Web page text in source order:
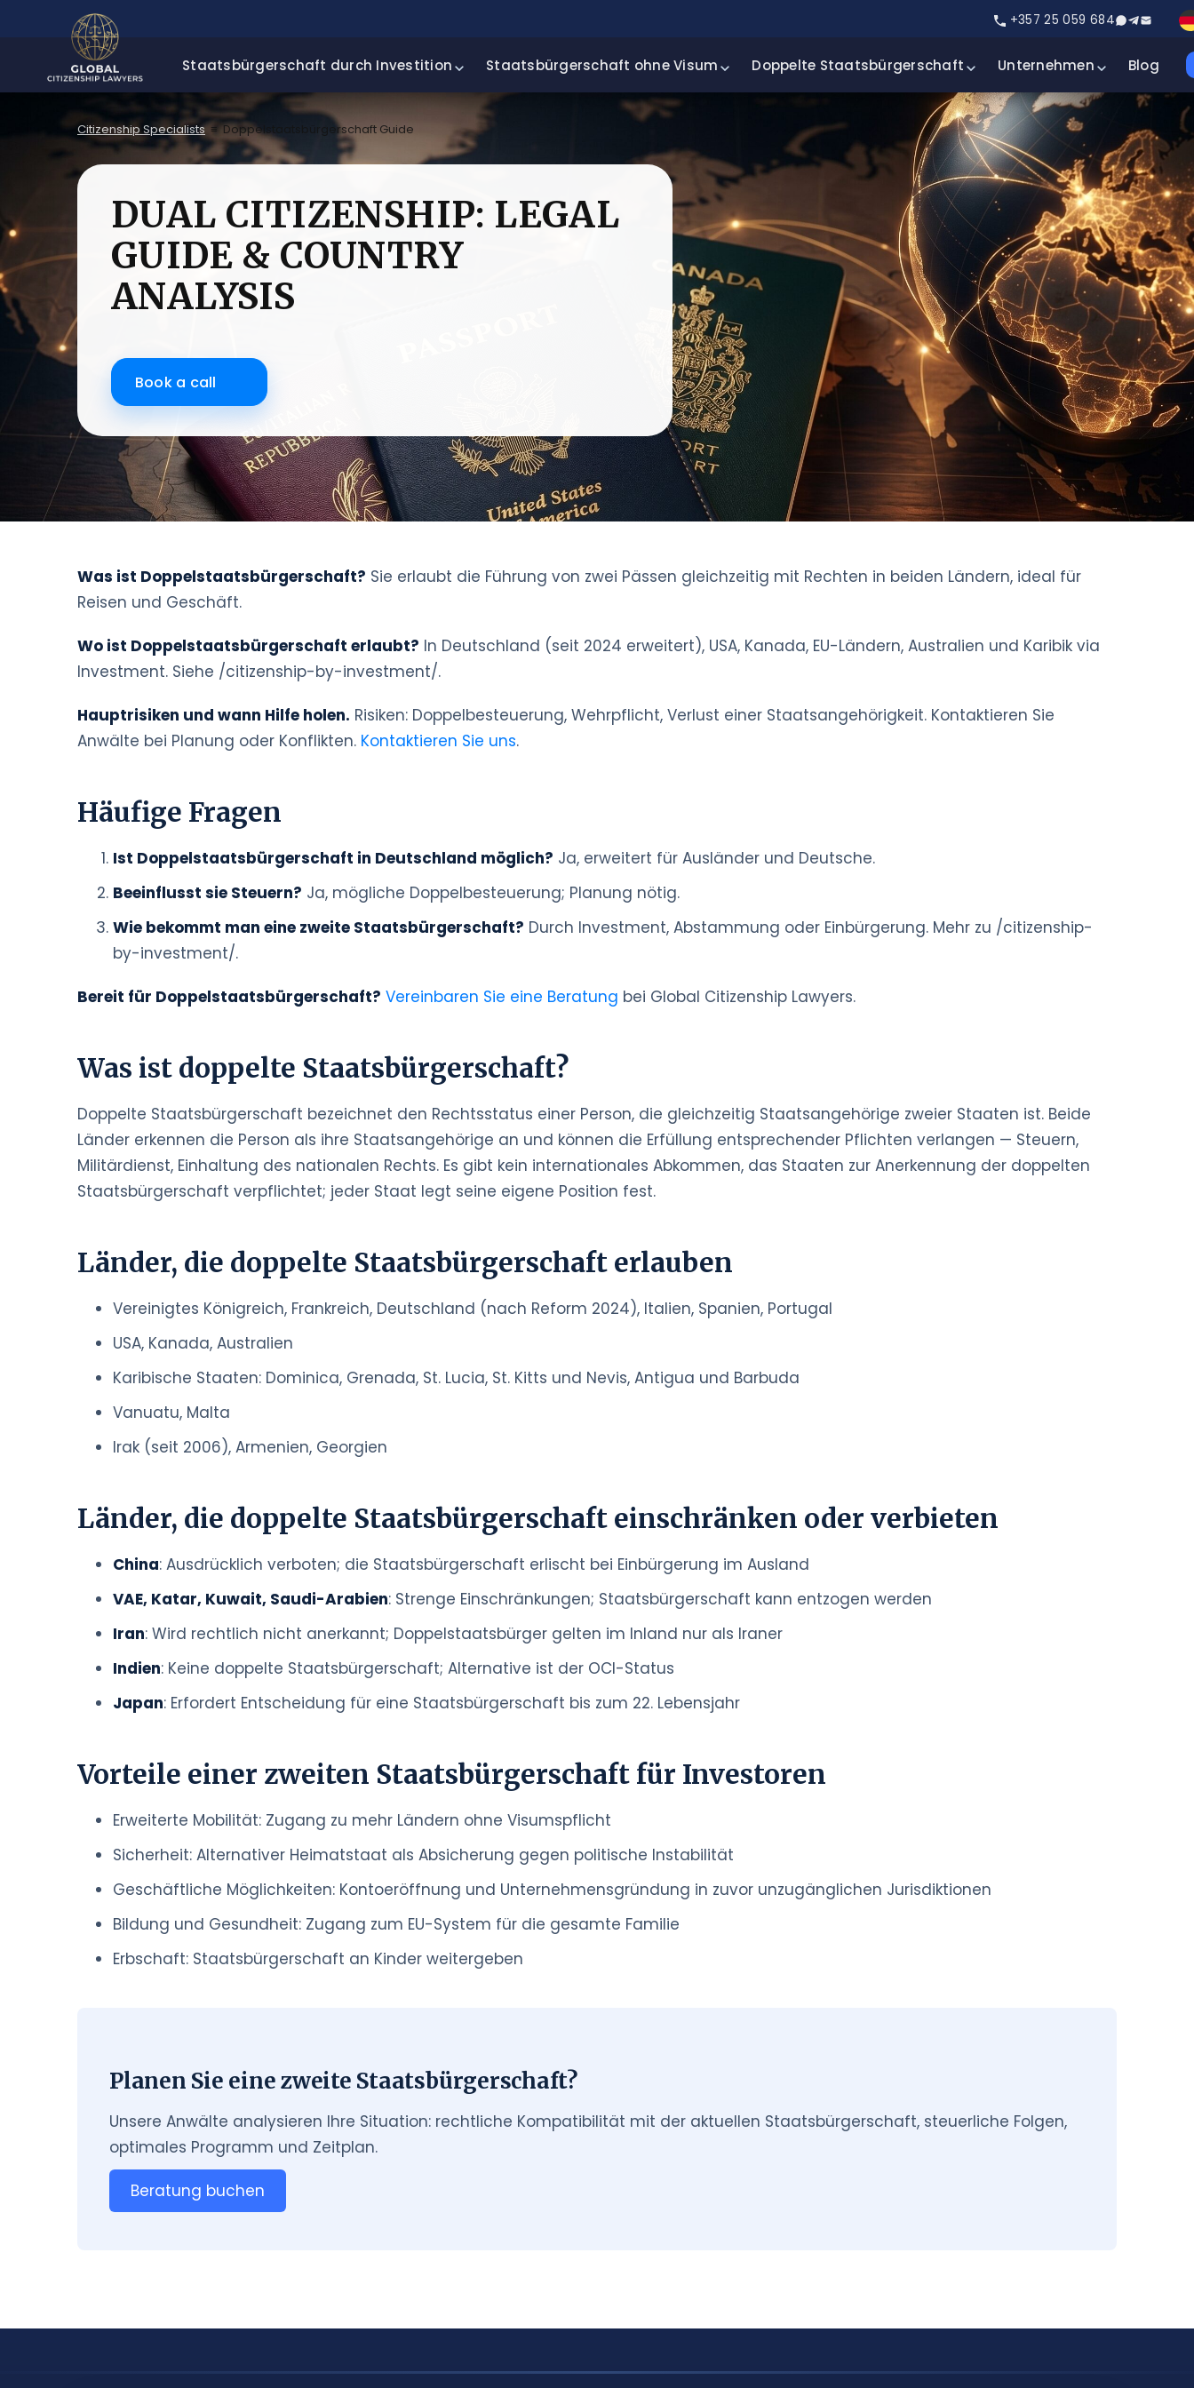
+357 25 059 684
Staatsbürgerschaft durch Investition Staatsbürgerschaft ohne Visum Doppelte Staatsbürgerschaft Unternehmen Blog
Citizenship Specialists≡Doppelstaatsbürgerschaft Guide
DUAL CITIZENSHIP: LEGAL
GUIDE & COUNTRY
ANALYSIS
Book a call
Was ist Doppelstaatsbürgerschaft? Sie erlaubt die Führung von zwei Pässen gleichzeitig mit Rechten in beiden Ländern, ideal für
Reisen und Geschäft.
Wo ist Doppelstaatsbürgerschaft erlaubt? In Deutschland (seit 2024 erweitert), USA, Kanada, EU-Ländern, Australien und Karibik via
Investment. Siehe /citizenship-by-investment/.
Hauptrisiken und wann Hilfe holen. Risiken: Doppelbesteuerung, Wehrpflicht, Verlust einer Staatsangehörigkeit. Kontaktieren Sie
Anwälte bei Planung oder Konflikten. Kontaktieren Sie uns.
Häufige Fragen
Ist Doppelstaatsbürgerschaft in Deutschland möglich? Ja, erweitert für Ausländer und Deutsche.
Beeinflusst sie Steuern? Ja, mögliche Doppelbesteuerung; Planung nötig.
Wie bekommt man eine zweite Staatsbürgerschaft? Durch Investment, Abstammung oder Einbürgerung. Mehr zu /citizenship-
by-investment/.
Bereit für Doppelstaatsbürgerschaft? Vereinbaren Sie eine Beratung bei Global Citizenship Lawyers.
Was ist doppelte Staatsbürgerschaft?
Doppelte Staatsbürgerschaft bezeichnet den Rechtsstatus einer Person, die gleichzeitig Staatsangehörige zweier Staaten ist. Beide
Länder erkennen die Person als ihre Staatsangehörige an und können die Erfüllung entsprechender Pflichten verlangen — Steuern,
Militärdienst, Einhaltung des nationalen Rechts. Es gibt kein internationales Abkommen, das Staaten zur Anerkennung der doppelten
Staatsbürgerschaft verpflichtet; jeder Staat legt seine eigene Position fest.
Länder, die doppelte Staatsbürgerschaft erlauben
Vereinigtes Königreich, Frankreich, Deutschland (nach Reform 2024), Italien, Spanien, Portugal
USA, Kanada, Australien
Karibische Staaten: Dominica, Grenada, St. Lucia, St. Kitts und Nevis, Antigua und Barbuda
Vanuatu, Malta
Irak (seit 2006), Armenien, Georgien
Länder, die doppelte Staatsbürgerschaft einschränken oder verbieten
China: Ausdrücklich verboten; die Staatsbürgerschaft erlischt bei Einbürgerung im Ausland
VAE, Katar, Kuwait, Saudi-Arabien: Strenge Einschränkungen; Staatsbürgerschaft kann entzogen werden
Iran: Wird rechtlich nicht anerkannt; Doppelstaatsbürger gelten im Inland nur als Iraner
Indien: Keine doppelte Staatsbürgerschaft; Alternative ist der OCI-Status
Japan: Erfordert Entscheidung für eine Staatsbürgerschaft bis zum 22. Lebensjahr
Vorteile einer zweiten Staatsbürgerschaft für Investoren
Erweiterte Mobilität: Zugang zu mehr Ländern ohne Visumspflicht
Sicherheit: Alternativer Heimatstaat als Absicherung gegen politische Instabilität
Geschäftliche Möglichkeiten: Kontoeröffnung und Unternehmensgründung in zuvor unzugänglichen Jurisdiktionen
Bildung und Gesundheit: Zugang zum EU-System für die gesamte Familie
Erbschaft: Staatsbürgerschaft an Kinder weitergeben
Planen Sie eine zweite Staatsbürgerschaft?
Unsere Anwälte analysieren Ihre Situation: rechtliche Kompatibilität mit der aktuellen Staatsbürgerschaft, steuerliche Folgen,
optimales Programm und Zeitplan.
Beratung buchen